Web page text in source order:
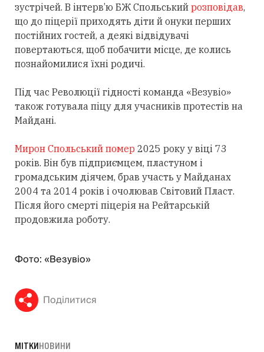
зустрічей. В інтерв’ю БЖ Спольський розповідав,
що до піцерії приходять діти й онуки перших
постійних гостей, а деякі відвідувачі
повертаються, щоб побачити місце, де колись
познайомилися їхні родичі.
Під час Революції гідності команда «Везувіо»
також готувала піцу для учасників протестів на
Майдані.
Мирон Спольський помер 2025 року у віці 73
років. Він був підприємцем, пластуном і
громадським діячем, брав участь у Майданах
2004 та 2014 років і очолював Світовий Пласт.
Після його смерті піцерія на Рейтарській
продовжила роботу.
Фото: «Везувіо»
Поділитися
МІТКИНОВИНИ